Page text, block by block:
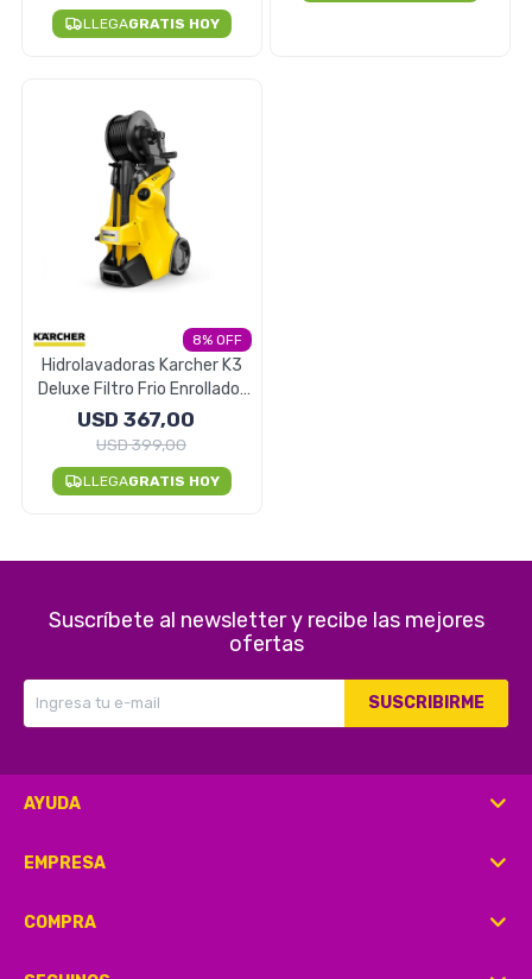
LLEGAGRATIS HOY
8
Hidrolavadoras Karcher K3
Deluxe Filtro Frio Enrollador
Manguera
USD 367,00
USD399,00
LLEGAGRATIS HOY
Suscríbete al newsletter y recibe las mejores
ofertas
SUSCRIBIRME
AYUDA
EMPRESA
COMPRA
Limpieza Profesional